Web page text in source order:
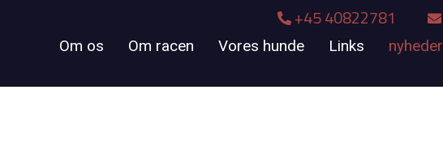
+45 40822781
Om os Om racen Vores hunde Links nyheder